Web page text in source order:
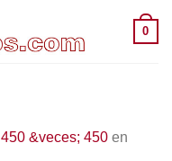
0
450 &veces; 450 en